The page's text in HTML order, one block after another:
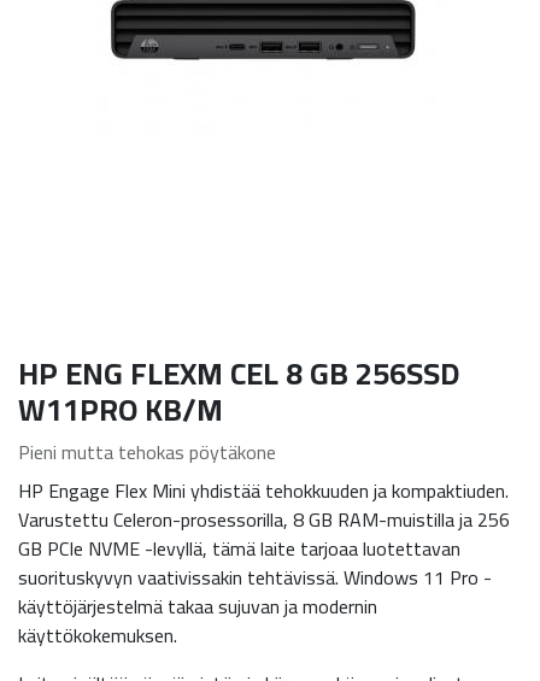
HP ENG FLEXM CEL 8 GB 256SSD
W11PRO KB/M
Pieni mutta tehokas pöytäkone
HP Engage Flex Mini yhdistää tehokkuuden ja kompaktiuden.
Varustettu Celeron-prosessorilla, 8 GB RAM-muistilla ja 256
GB PCIe NVME -levyllä, tämä laite tarjoaa luotettavan
suorituskyvyn vaativissakin tehtävissä. Windows 11 Pro -
käyttöjärjestelmä takaa sujuvan ja modernin
käyttökokemuksen.